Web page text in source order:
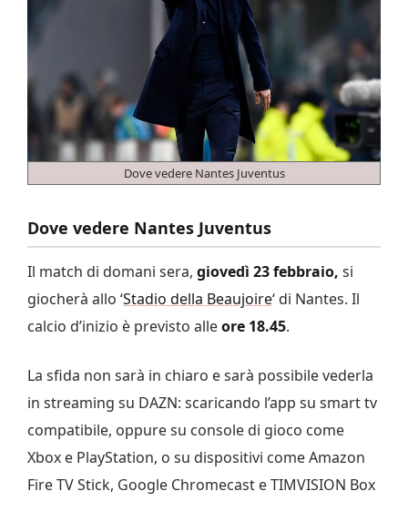
Dove vedere Nantes Juventus
Dove vedere Nantes Juventus
Il match di domani sera, giovedì 23 febbraio, si
giocherà allo ‘Stadio della Beaujoire‘ di Nantes. Il
calcio d’inizio è previsto alleore 18.45.
La sfida non sarà in chiaro e sarà possibile vederla
in streaming su DAZN: scaricando l’app su smart tv
compatibile, oppure su console di gioco come
Xbox e PlayStation, o su dispositivi come Amazon
Fire TV Stick, Google Chromecast e TIMVISION Box